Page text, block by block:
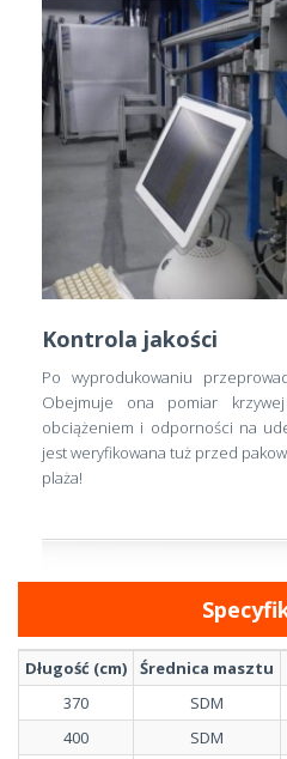
Kontrola jakości
Po wyprodukowaniu
Obejmuje ona pomiar
obciążeniem i odporności na
jest weryfikowana tuż przed
plaża!
Długość (cm) Średnica masztu
370
SDM
400
SDM